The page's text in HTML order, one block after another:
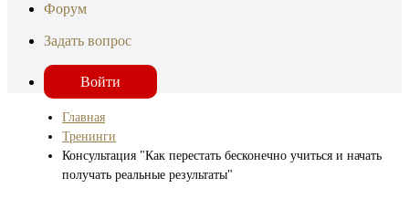
Форум
Задать вопрос
Войти
Главная
Тренинги
Консультация "Как перестать бесконечно учиться и начать
получать реальные результаты"